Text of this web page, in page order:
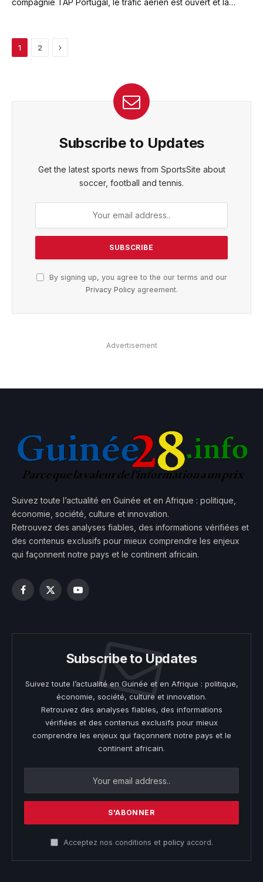
1 2 Next
Subscribe to Updates
Get the latest sports news from SportsSite about
soccer, football and tennis.
By signing up, you agree to the our terms and our
Privacy Policyagreement.
Advertisement
Suivez toute l’actualité en Guinée et en Afrique : politique,
économie, société, culture et innovation.
Retrouvez des analyses fiables, des informations vérifiées et
des contenus exclusifs pour mieux comprendre les enjeux
qui façonnent notre pays et le continent africain.
Facebook
X
YouTube
Subscribe to Updates
Suivez toute l’actualité en Guinée et en Afrique : politique,
économie, société, culture et innovation.
Retrouvez des analyses fiables, des informations
vérifiées et des contenus exclusifs pour mieux
comprendre les enjeux qui façonnent notre pays et le
continent africain.
Acceptez nos conditions et policyaccord.